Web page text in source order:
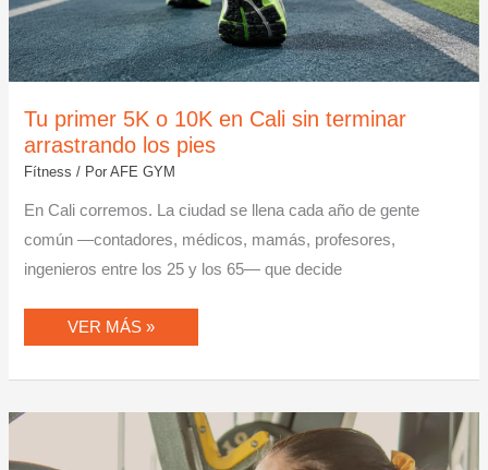
Tu primer 5K o 10K en Cali sin terminar
arrastrando los pies
Fítness / PorAFE GYM
En Cali corremos. La ciudad se llena cada año de gente
común —contadores, médicos, mamás, profesores,
ingenieros entre los 25 y los 65— que decide
VER MÁS »
¿MOTIVACIÓN
DISCIPLINA?